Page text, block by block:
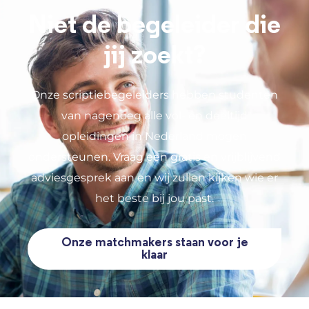
Niet de begeleider die
jij zoekt?
Onze scriptiebegeleiders hebben studenten
van nagenoeg alle vol- en deeltijd
opleidingen in Nederland mogen
ondersteunen. Vraag een gratis en vrijblijvend
adviesgesprek aan en wij zullen kijken wie er
het beste bij jou past.
Onze matchmakers staan voor je
klaar